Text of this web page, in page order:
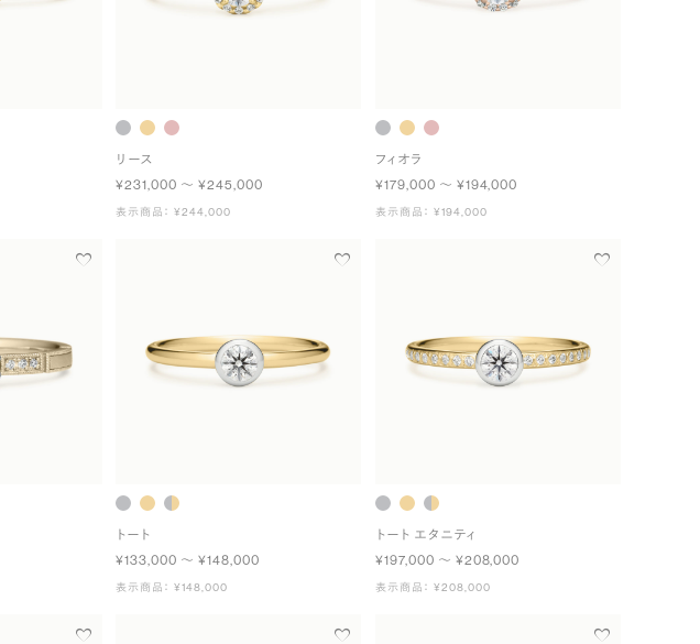
リース
¥231,000 〜 ¥245,000
表示商品： ¥244,000
フィオラ
¥179,000 〜 ¥194,000
表示商品： ¥194,000
トート
¥133,000 〜 ¥148,000
表示商品： ¥148,000
トート エタニティ
¥197,000 〜 ¥208,000
表示商品： ¥208,000